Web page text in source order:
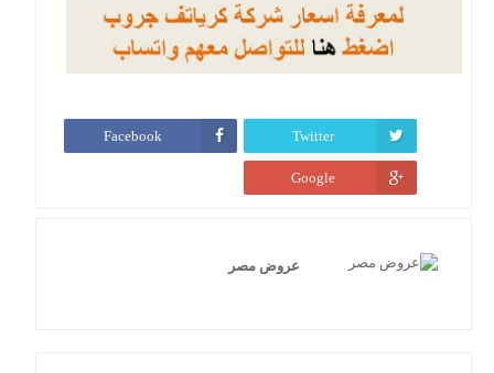
Twitter
Facebook
Google
عروض مصر